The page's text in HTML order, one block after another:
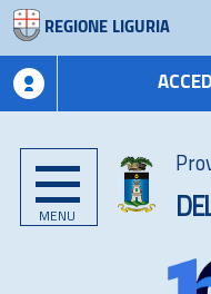
REGIONE LIGURIA
MENU